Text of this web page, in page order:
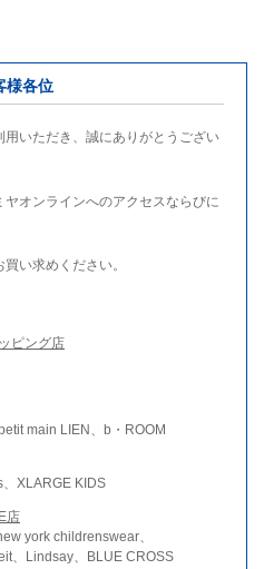
様各位
いただき、誠にありがとうござい
オンラインへのアクセスならびに
い求めください。
ピング店
main LIEN、b・ROOM
XLARGE KIDS
店
york childrenswear、
、Lindsay、BLUE CROSS